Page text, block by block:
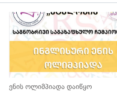
ენის ოლიმპიადა დაიწყო